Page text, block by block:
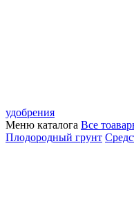
удобрения
Меню каталога Все
Плодородный грунт